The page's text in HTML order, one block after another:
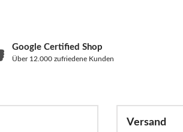
Google Certified Shop
Über 12.000 zufriedene Kunden
Versand